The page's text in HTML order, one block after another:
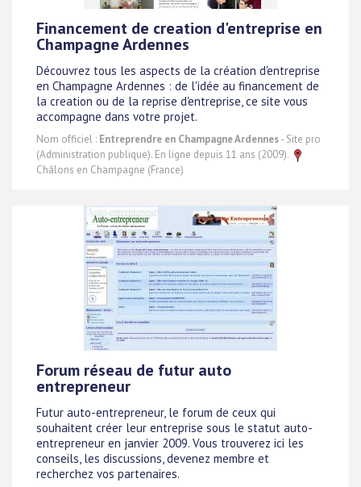
Financement de creation d'entreprise en
Champagne Ardennes
Découvrez tous les aspects de la création d'entreprise
en Champagne Ardennes : de l'idée au financement de
la creation ou de la reprise d'entreprise, ce site vous
accompagne dans votre projet.
Nom officiel : Entreprendre en Champagne Ardennes- Site pro
(Administration publique). En ligne depuis 11 ans (2009).
Châlons en Champagne (France)
Forum réseau de futur auto
entrepreneur
Futur auto-entrepreneur, le forum de ceux qui
souhaitent créer leur entreprise sous le statut auto-
entrepreneur en janvier 2009. Vous trouverez ici les
conseils, les discussions, devenez membre et
recherchez vos partenaires.